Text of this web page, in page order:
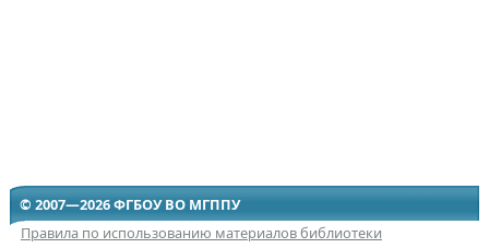
© 2007—2026 ФГБОУ ВО МГППУ
Правила по использованию материалов библиотеки